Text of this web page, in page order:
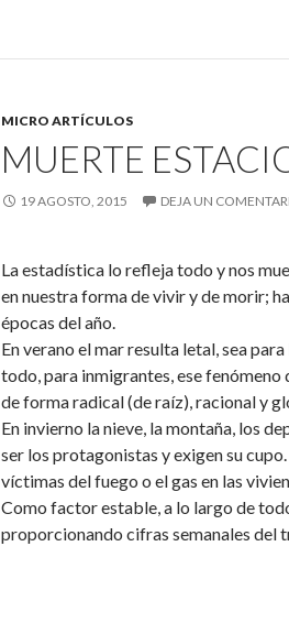
MICRO ARTÍCULOS
MUERTE
19 AGOSTO, 2015 DEJA UN
La estadística lo refleja todo y nos
en nuestra forma de vivir y de morir;
épocas del año.
En verano el mar resulta letal, sea
todo, para inmigrantes, ese fenómeno
de forma radical (de raíz), racional y
En invierno la nieve, la montaña, los
ser los protagonistas y exigen su
víctimas del fuego o el gas en las
Como factor estable, a lo largo de
proporcionando cifras semanales del